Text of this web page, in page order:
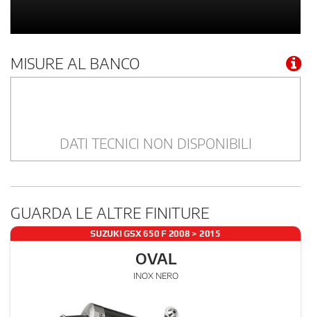
MISURE AL BANCO
DATI TECNICI NON DISPONIBILI
GUARDA LE ALTRE FINITURE
SUZUKI GSX 650 F 2008 > 2015
OVAL
INOX NERO